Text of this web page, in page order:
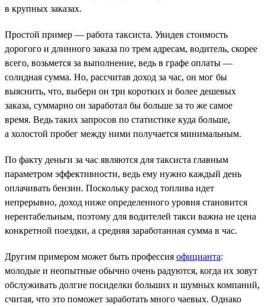
в крупных заказах.
Простой пример — работа таксиста. Увидев стоимость
дорогого и длинного заказа по трем адресам, водитель, скорее
всего, возьмется за выполнение, ведь в графе оплаты —
солидная сумма. Но, рассчитав доход за час, он мог бы
выяснить, что, выбери он три коротких и более дешевых
заказа, суммарно он заработал бы больше за то же самое
время. Ведь таких запросов по статистике куда больше,
а холостой пробег между ними получается минимальным.
По факту деньги за час являются для таксиста главным
параметром эффективности, ведь ему нужно каждый день
оплачивать бензин. Поскольку расход топлива идет
непрерывно, доход ниже определенного уровня становится
нерентабельным, поэтому для водителей такси важна не цена
конкретной поездки, а средняя заработанная сумма в час.
Другим примером может быть профессия официанта:
молодые и неопытные обычно очень радуются, когда их зовут
обслуживать долгие посиделки больших и шумных компаний,
считая, что это поможет заработать много чаевых. Однако